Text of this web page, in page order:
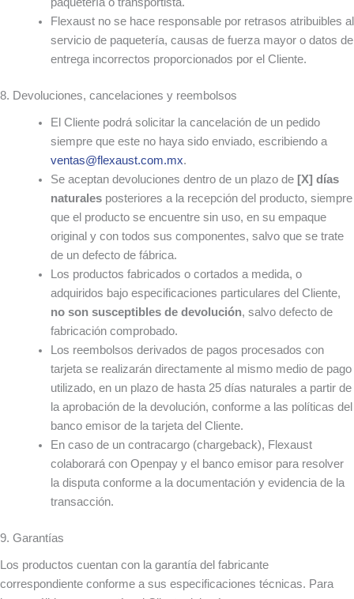
Flexaust no se hace responsable por retrasos atribuibles al
servicio de paquetería, causas de fuerza mayor o datos de
entrega incorrectos proporcionados por el Cliente.
8. Devoluciones, cancelaciones y reembolsos
El Cliente podrá solicitar la cancelación de un pedido
siempre que este no haya sido enviado, escribiendo a
ventas@flexaust.com.mx.
Se aceptan devoluciones dentro de un plazo de [X] días
naturalesposteriores a la recepción del producto, siempre
que el producto se encuentre sin uso, en su empaque
original y con todos sus componentes, salvo que se trate
de un defecto de fábrica.
Los productos fabricados o cortados a medida, o
adquiridos bajo especificaciones particulares del Cliente,
no son susceptibles de devolución, salvo defecto de
fabricación comprobado.
Los reembolsos derivados de pagos procesados con
tarjeta se realizarán directamente al mismo medio de pago
utilizado, en un plazo de hasta 25 días naturales a partir de
la aprobación de la devolución, conforme a las políticas del
banco emisor de la tarjeta del Cliente.
En caso de un contracargo (chargeback), Flexaust
colaborará con Openpay y el banco emisor para resolver
la disputa conforme a la documentación y evidencia de la
transacción.
9. Garantías
Los productos cuentan con la garantía del fabricante
correspondiente conforme a sus especificaciones técnicas. Para